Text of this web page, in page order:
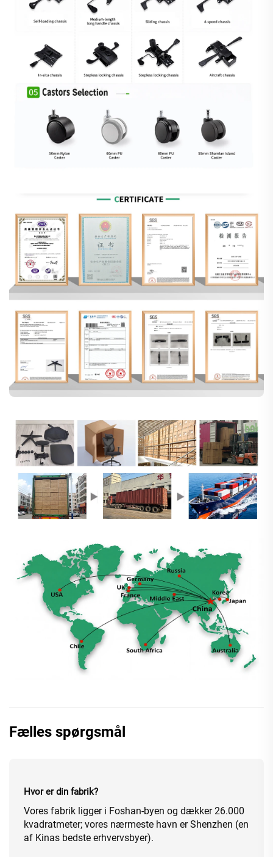
Fælles spørgsmål
Hvor er din fabrik?
Vores fabrik ligger i Foshan-byen og dækker 26.000
kvadratmeter; vores nærmeste havn er Shenzhen (en
af Kinas bedste erhvervsbyer).